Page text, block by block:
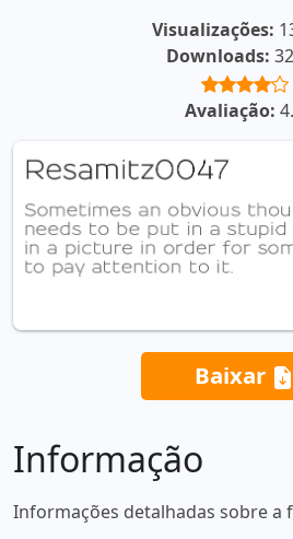
Visualizações:
Downloads:
Avaliação:
Baixar
Informação
Informações detalhadas sobre a